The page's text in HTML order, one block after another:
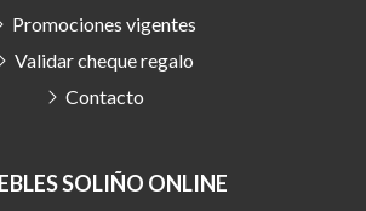
SOLIÑO ONLINE
Promociones vigentes
Validar cheque regalo
Contacto